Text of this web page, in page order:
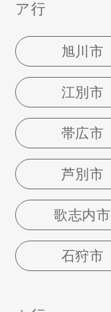
ア行
旭川市
江別市
帯広市
芦別市
歌志内市
石狩市